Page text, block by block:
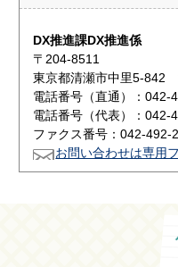
DX推進課DX推進係
〒204-8511
東京都清瀬市中里5-842
電話番号（直通）：042-
電話番号（代表）：042-
ファクス番号：042-492-
お問い合わせは専用